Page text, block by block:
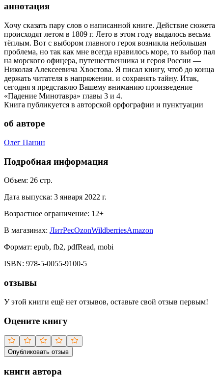
аннотация
Хочу сказать пару слов о написанной книге. Действие сюжета
происходят летом в 1809 г. Лето в этом году выдалось весьма
тёплым. Вот с выбором главного героя возникла небольшая
проблема, но так как мне всегда нравилось море, то выбор пал
на морского офицера, путешественника и героя России —
Николая Алексеевича Хвостова. Я писал книгу, чтоб до конца
держать читателя в напряжении. и сохранять тайну. Итак,
сегодня я представлю Вашему вниманию произведение
«Падение Минотавра» главы 3 и 4.
Книга публикуется в авторской орфографии и пунктуации
об авторе
Олег Панин
Подробная информация
Объем: 26 стр.
Дата выпуска: 3 января 2022 г.
Возрастное ограничение: 12+
В магазинах: ЛитРесOzonWildberriesAmazon
Формат: epub, fb2, pdfRead, mobi
ISBN: 978-5-0055-9100-5
отзывы
У этой книги ещё нет отзывов, оставьте свой отзыв первым!
Оцените книгу
Опубликовать отзыв
книги автора